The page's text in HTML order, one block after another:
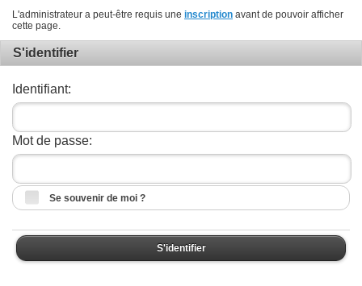
L'administrateur a peut-être requis une inscription avant de pouvoir afficher
cette page.
S'identifier
Identifiant:
Mot de passe:
Se souvenir de moi ?
S'identifier